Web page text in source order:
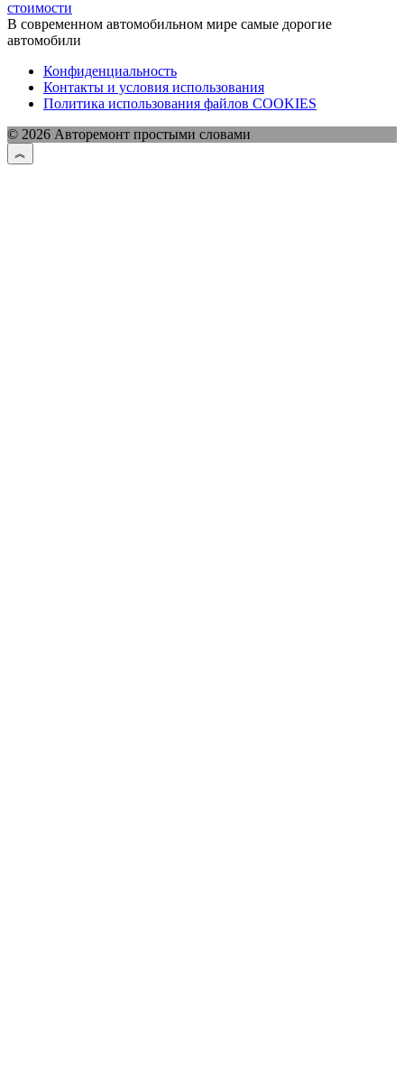
стоимости
В современном автомобильном мире самые дорогие
автомобили
Конфиденциальность
Контакты и условия использования
Политика использования файлов COOKIES
© 2026 Авторемонт простыми словами